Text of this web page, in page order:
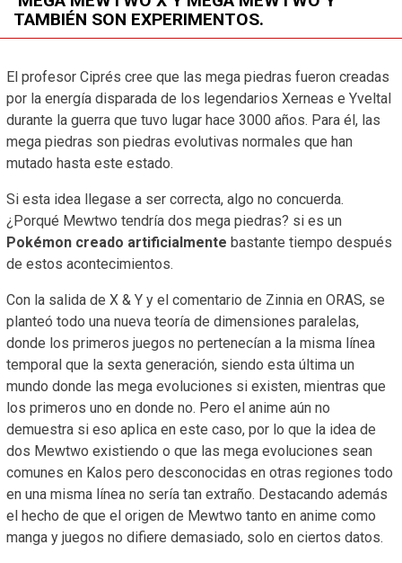
TAMBIÉN SON EXPERIMENTOS.
El profesor Ciprés cree que las mega piedras fueron creadas
por la energía disparada de los legendarios Xerneas e Yveltal
durante la guerra que tuvo lugar hace 3000 años. Para él, las
mega piedras son piedras evolutivas normales que han
mutado hasta este estado.
Si esta idea llegase a ser correcta, algo no concuerda.
¿Porqué Mewtwo tendría dos mega piedras? si es un
Pokémon creado artificialmente bastante tiempo después
de estos acontecimientos.
Con la salida de X & Y y el comentario de Zinnia en ORAS, se
planteó todo una nueva teoría de dimensiones paralelas,
donde los primeros juegos no pertenecían a la misma línea
temporal que la sexta generación, siendo esta última un
mundo donde las mega evoluciones si existen, mientras que
los primeros uno en donde no. Pero el anime aún no
demuestra si eso aplica en este caso, por lo que la idea de
dos Mewtwo existiendo o que las mega evoluciones sean
comunes en Kalos pero desconocidas en otras regiones todo
en una misma línea no sería tan extraño. Destacando además
el hecho de que el origen de Mewtwo tanto en anime como
manga y juegos no difiere demasiado, solo en ciertos datos.